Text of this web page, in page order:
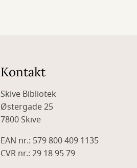
Kontakt
Skive Bibliotek
Østergade 25
7800 Skive
EAN nr.: 579 800 409 1135
CVR nr.: 29 18 95 79